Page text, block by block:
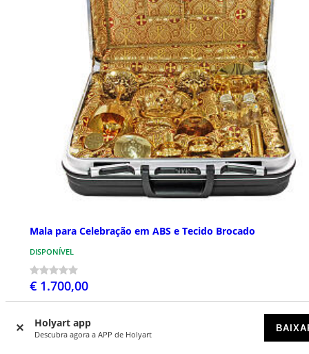
Holyart app
Descubra agora a APP de Holyart
Mala para Celebração em ABS e Tecido Brocado
DISPONÍVEL
€ 1.700,00